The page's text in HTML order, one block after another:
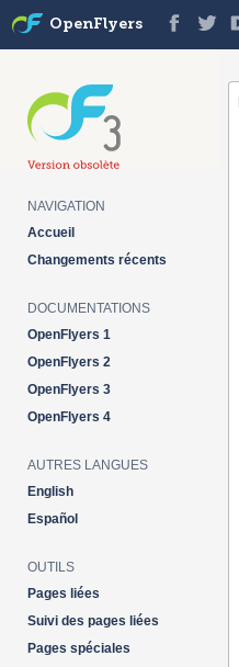
OpenFlyers
NAVIGATION
Accueil
Changements récents
DOCUMENTATIONS
OpenFlyers 1
OpenFlyers 2
OpenFlyers 3
OpenFlyers 4
AUTRES LANGUES
English
Español
OUTILS
Pages liées
Suivi des pages liées
Pages spéciales